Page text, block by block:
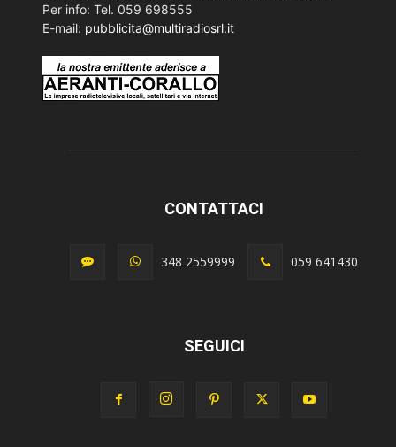
Per info: Tel. 059 698555
E-mail: pubblicita@multiradiosrl.it
CONTATTACI
348 2559999 059 641430
SEGUICI